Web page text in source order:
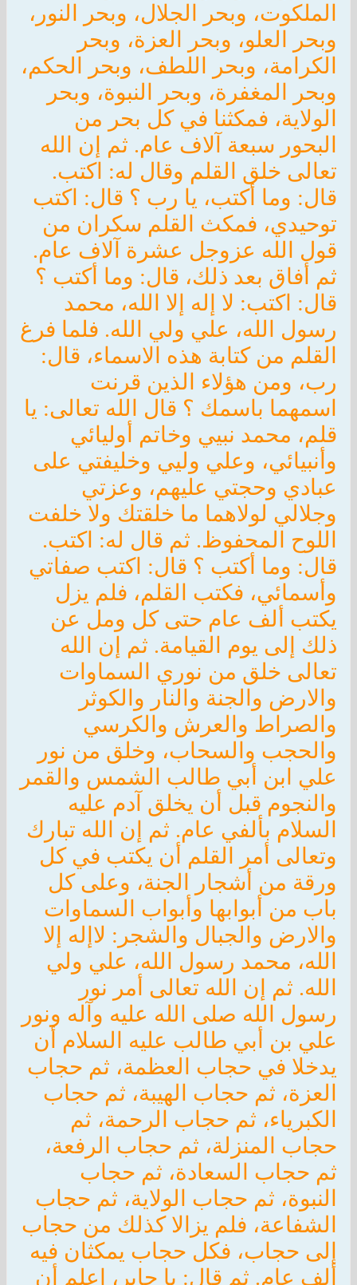
الملكوت، وبحر الجلال، وبحر النور،
وبحر العلو، وبحر العزة، وبحر
الكرامة، وبحر اللطف، وبحر الحكم،
وبحر المغفرة، وبحر النبوة، وبحر
الولاية، فمكثنا في كل بحر من
البحور سبعة آلاف عام. ثم إن الله
تعالى خلق القلم وقال له: اكتب.
قال: وما أكتب، يا رب ؟ قال: اكتب
توحيدي، فمكث القلم سكران من
قول الله عزوجل عشرة آلاف عام.
ثم أفاق بعد ذلك، قال: وما أكتب ؟
قال: اكتب: لا إله إلا الله، محمد
رسول الله، علي ولي الله. فلما فرغ
القلم من كتابة هذه الاسماء، قال:
رب، ومن هؤلاء الذين قرنت
اسمهما باسمك ؟ قال الله تعالى: يا
قلم، محمد نبيي وخاتم أوليائي
وأنبيائي، وعلي وليي وخليفتي على
عبادي وحجتي عليهم، وعزتي
وجلالي لولاهما ما خلقتك ولا خلفت
اللوح المحفوظ. ثم قال له: اكتب.
قال: وما أكتب ؟ قال: اكتب صفاتي
وأسمائي، فكتب القلم، فلم يزل
يكتب ألف عام حتى كل ومل عن
ذلك إلى يوم القيامة. ثم إن الله
تعالى خلق من نوري السماوات
والارض والجنة والنار والكوثر
والصراط والعرش والكرسي
والحجب والسحاب، وخلق من نور
علي ابن أبي طالب الشمس والقمر
والنجوم قبل أن يخلق آدم عليه
السلام بألفي عام. ثم إن الله تبارك
وتعالى أمر القلم أن يكتب في كل
ورقة من أشجار الجنة، وعلى كل
باب من أبوابها وأبواب السماوات
والارض والجبال والشجر: لاإله إلا
الله، محمد رسول الله، علي ولي
الله. ثم إن الله تعالى أمر نور
رسول الله صلى الله عليه وآله ونور
علي بن أبي طالب عليه السلام أن
يدخلا في حجاب العظمة، ثم حجاب
العزة، ثم حجاب الهيبة، ثم حجاب
الكبرياء، ثم حجاب الرحمة، ثم
حجاب المنزلة، ثم حجاب الرفعة،
ثم حجاب السعادة، ثم حجاب
النبوة، ثم حجاب الولاية، ثم حجاب
الشفاعة، فلم يزالا كذلك من حجاب
إلى حجاب، فكل حجاب يمكثان فيه
ألف عام. ثم قال: يا جابر، اعلم أن